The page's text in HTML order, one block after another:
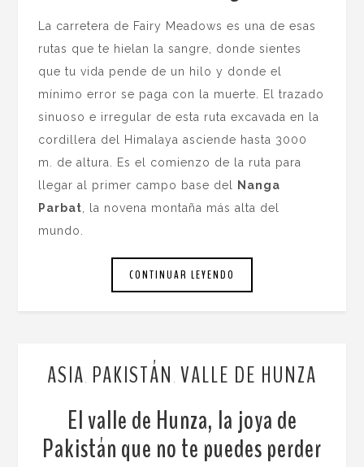
La carretera de Fairy Meadows es una de esas
rutas que te hielan la sangre, donde sientes
que tu vida pende de un hilo y donde el
mínimo error se paga con la muerte. El trazado
sinuoso e irregular de esta ruta excavada en la
cordillera del Himalaya asciende hasta 3000
m. de altura. Es el comienzo de la ruta para
llegar al primer campo base del Nanga
Parbat , la novena montaña más alta del
mundo.
CONTINUAR LEYENDO
ASIA PAKISTÁN VALLE DE HUNZA
El valle de Hunza, la joya de
Pakistán que no te puedes perder